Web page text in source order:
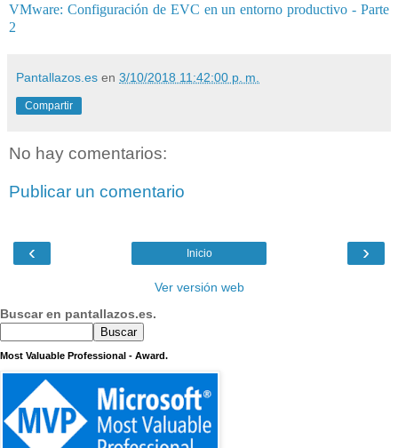
VMware: Configuración de EVC en un entorno productivo - Parte
2
Pantallazos.es en 3/10/2018 11:42:00 p. m.
Compartir
No hay comentarios:
Publicar un comentario
‹ ›
Inicio
Ver versión web
Buscar en pantallazos.es.
Most Valuable Professional - Award.